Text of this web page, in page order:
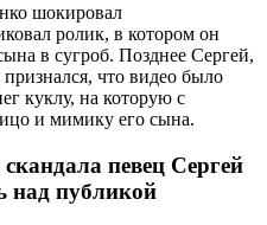
шокировал
ролик, в котором он
в сугроб. Позднее Сергей,
что видео было
куклу, на которую с
и мимику его сына.
певец Сергей
над публикой